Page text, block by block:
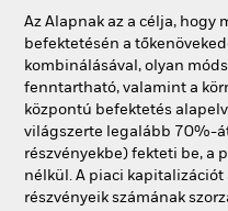
Az Alapnak az a célja, hogy
befektetésén a
kombinálásával, olyan
fenntartható, valamint a
központú befektetés
világszerte legalább 70%-
részvényekbe) fekteti be, a
nélkül. A piaci
részvényeik számának